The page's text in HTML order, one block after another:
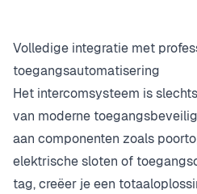
Volledige integratie met
toegangsautomatisering
Het intercomsysteem is
van moderne
aan componenten zoals
elektrische sloten of
tag, creëer je een